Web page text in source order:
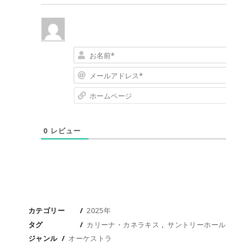
0 レビュー
カテゴリー
2025年
タグ
カリーナ・カネラキス サントリーホール
ジャンル
オーケストラ